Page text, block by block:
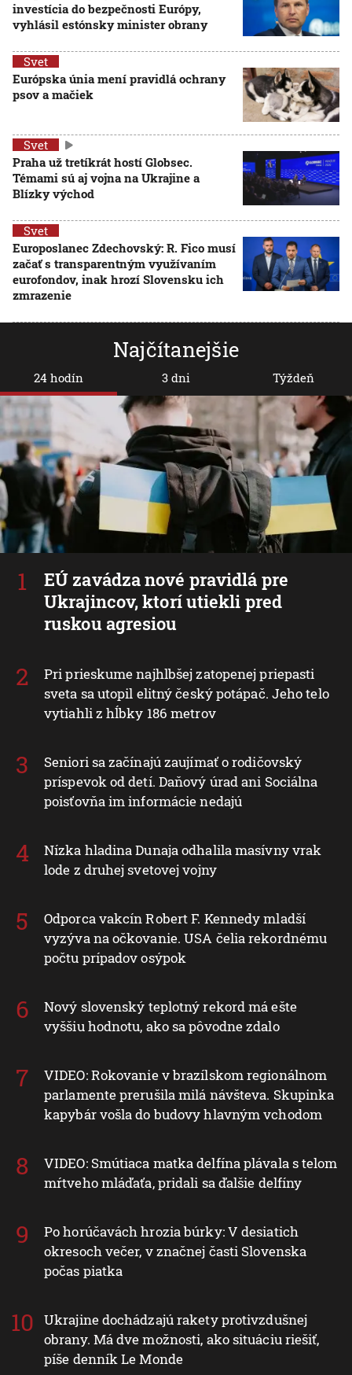
investícia do bezpečnosti Európy,
vyhlásil estónsky minister obrany
Svet
Európska únia mení pravidlá ochrany
psov a mačiek
Svet
Praha už tretíkrát hostí Globsec.
Témami sú aj vojna na Ukrajine a
Blízky východ
Svet
Europoslanec Zdechovský: R. Fico musí
začať s transparentným využívaním
eurofondov, inak hrozí Slovensku ich
zmrazenie
Najčítanejšie
24 hodín
EÚ zavádza nové pravidlá pre
Ukrajincov, ktorí utiekli pred
ruskou agresiou
Pri prieskume najhlbšej zatopenej priepasti
sveta sa utopil elitný český potápač. Jeho telo
vytiahli z hĺbky 186 metrov
Seniori sa začínajú zaujímať o rodičovský
príspevok od detí. Daňový úrad ani Sociálna
poisťovňa im informácie nedajú
Nízka hladina Dunaja odhalila masívny vrak
lode z druhej svetovej vojny
Odporca vakcín Robert F. Kennedy mladší
vyzýva na očkovanie. USA čelia rekordnému
počtu prípadov osýpok
Nový slovenský teplotný rekord má ešte
vyššiu hodnotu, ako sa pôvodne zdalo
VIDEO: Rokovanie v brazílskom regionálnom
parlamente prerušila milá návšteva. Skupinka
kapybár vošla do budovy hlavným vchodom
VIDEO: Smútiaca matka delfína plávala s telom
mŕtveho mláďaťa, pridali sa ďalšie delfíny
Po horúčavách hrozia búrky: V desiatich
okresoch večer, v značnej časti Slovenska
počas piatka
Ukrajine dochádzajú rakety protivzdušnej
obrany. Má dve možnosti, ako situáciu riešiť,
píše denník Le Monde
3 dni Týždeň